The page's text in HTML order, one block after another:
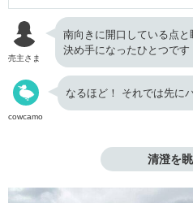
売主さま
南向きに開口している点
決め手になったひとつです
cowcamo
なるほど！ それでは先に
清澄を